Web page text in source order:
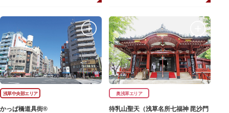
浅草中央部エリア
かっぱ橋道具街®
奥浅草エリア
待乳山聖天（浅草名所七福神 毘沙門